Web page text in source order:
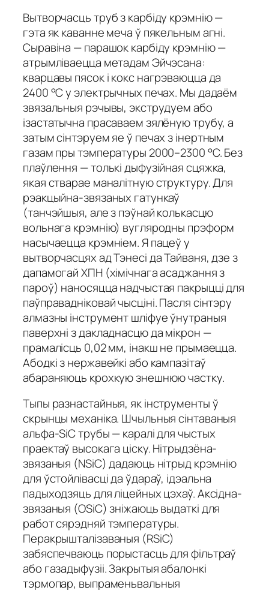
Вытворчасць труб з карбіду крэмнію —
гэта як каванне меча ў пякельным агні.
Сыравіна — парашок карбіду крэмнію —
атрымліваецца метадам Эйчэсана:
кварцавы пясок і кокс нагрэваюцца да
2400 °C у электрычных печах. Мы дадаём
звязальныя рэчывы, экструдуем або
ізастатычна прасаваем зялёную трубу, а
затым сінтэруем яе ў печах з інертным
газам пры тэмпературы 2000–2300 °C. Без
плаўлення — толькі дыфузійная сцяжка,
якая стварае маналітную структуру. Для
рэакцыйна-звязаных гатункаў
(танчэйшыя, але з пэўнай колькасцю
вольнага крэмнію) вугляродны прэформ
насычаецца крэмніем. Я пацеў у
вытворчасцях ад Тэнесі да Тайваня, дзе з
дапамогай ХПН (хімічнага асаджання з
пароў) наносяцца надчыстая пакрыцці для
паўправадніковай чысціні. Пасля сінтэру
алмазны інструмент шліфуе ўнутраныя
паверхні з дакладнасцю да мікрон —
прамалісць 0,02 мм, інакш не прымаецца.
Абодкі з нержавейкі або кампазітаў
абараняюць крохкую знешнюю частку.
Тыпы разнастайныя, як інструменты ў
скрынцы механіка. Шчыльныя сінтаваныя
альфа-SiC трубы — каралі для чыстых
праектаў высокага ціску. Нітрыдзёна-
звязаныя (NSiC) дадаюць нітрыд крэмнію
для ўстойлівасці да ўдараў, ідэальна
падыходзяць для ліцейных цэхаў. Аксідна-
звязаныя (OSiC) зніжаюць выдаткі для
работ сярэдняй тэмпературы.
Перакрышталізаваныя (RSiC)
забяспечваюць порыстасць для фільтраў
або газадыфузіі. Закрытыя абалонкі
тэрмопар, выпраменьвальныя